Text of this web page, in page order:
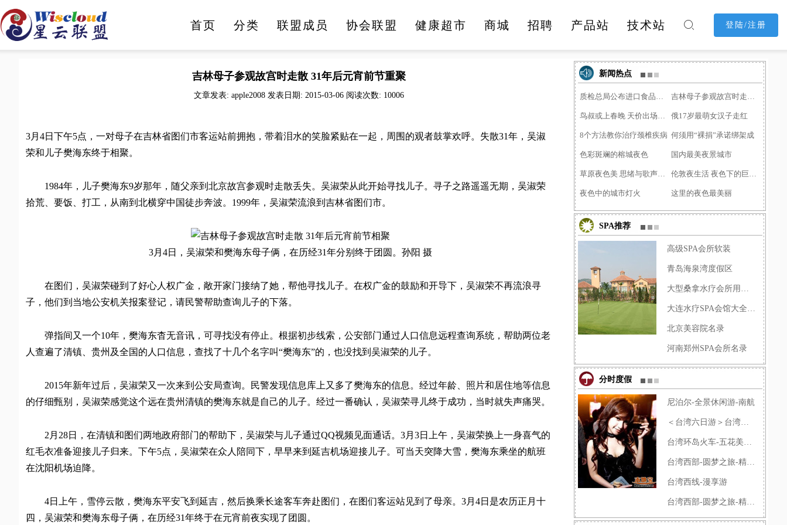
首页 分类
智能家电 医疗健康 文化旅游 美食美酒 消费购物 休闲娱乐
联盟成员 协会联盟 健康超市 商城 招聘 产品站 技术站  登陆/注册
吉林母子参观故宫时走散 31年后元宵前节重聚
文章发表: apple2008 发表日期: 2015-03-06 阅读次数: 10006
3月4日下午5点，一对母子在吉林省图们市客运站前拥抱，带着泪水的笑脸紧贴在一起，周围的观者鼓掌欢呼。失散31年，吴淑
荣和儿子樊海东终于相聚。
1984年，儿子樊海东9岁那年，随父亲到北京故宫参观时走散丢失。吴淑荣从此开始寻找儿子。寻子之路遥遥无期，吴淑荣
拾荒、要饭、打工，从南到北横穿中国徒步奔波。1999年，吴淑荣流浪到吉林省图们市。
3月4日，吴淑荣和樊海东母子俩，在历经31年分别终于团圆。孙阳 摄
在图们，吴淑荣碰到了好心人权广金，敞开家门接纳了她，帮他寻找儿子。在权广金的鼓励和开导下，吴淑荣不再流浪寻
子，他们到当地公安机关报案登记，请民警帮助查询儿子的下落。
弹指间又一个10年，樊海东杳无音讯，可寻找没有停止。根据初步线索，公安部门通过人口信息远程查询系统，帮助两位老
人查遍了清镇、贵州及全国的人口信息，查找了十几个名字叫“樊海东”的，也没找到吴淑荣的儿子。
2015年新年过后，吴淑荣又一次来到公安局查询。民警发现信息库上又多了樊海东的信息。经过年龄、照片和居住地等信息
的仔细甄别，吴淑荣感觉这个远在贵州清镇的樊海东就是自己的儿子。经过一番确认，吴淑荣寻儿终于成功，当时就失声痛哭。
2月28日，在清镇和图们两地政府部门的帮助下，吴淑荣与儿子通过QQ视频见面通话。3月3日上午，吴淑荣换上一身喜气的
红毛衣准备迎接儿子归来。下午5点，吴淑荣在众人陪同下，早早来到延吉机场迎接儿子。可当天突降大雪，樊海东乘坐的航班
在沈阳机场迫降。
4日上午，雪停云散，樊海东平安飞到延吉，然后换乘长途客车奔赴图们，在图们客运站见到了母亲。3月4日是农历正月十
四，吴淑荣和樊海东母子俩，在历经31年终于在元宵前夜实现了团圆。
新闻热点
质检总局公布进口食品化妆 吉林母子参观故宫时走散 31
鸟叔或上春晚 天价出场费� 俄17岁最萌女汉子走红
8个方法教你治疗颈椎疾病 何须用“裸捐”承诺绑架成
色彩斑斓的榕城夜色 国内最美夜景城市
草原夜色美 思绪与歌声齐� 伦敦夜生活 夜色下的巨大�
夜色中的城市灯火 这里的夜色最美丽
SPA推荐
高级SPA会所软装
青岛海泉湾度假区
大型桑拿水疗会所用户名单
大连水疗SPA会馆大全、推荐、�
北京美容院名录
河南郑州SPA会所名录
分时度假
尼泊尔-全景休闲游-南航
＜台湾六日游＞台湾半岛西线-
台湾环岛火车-五花美食-品鉴之
台湾西部-圆梦之旅-精华游
台湾西线-漫享游
台湾西部-圆梦之旅-精华游